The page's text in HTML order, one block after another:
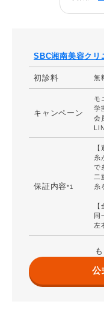
リスク
熱・咳
箇所の知
がり・
仕上が
とがあり
総合フリ
SBC湘
SBC湘南美容クリ
初診料 無
キャンペーン
モ
学
会
保証内容*1
糸
で
二
糸
同
左
公